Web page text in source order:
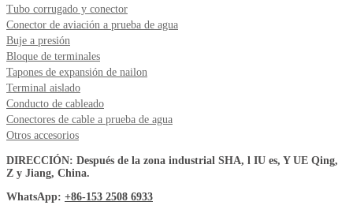
Tubo corrugado y conector
Conector de aviación a prueba de agua
Buje a presión
Bloque de terminales
Tapones de expansión de nailon
Terminal aislado
Conducto de cableado
Conectores de cable a prueba de agua
Otros accesorios
DIRECCIÓN: Después de la zona industrial SHA, l IU es, Y UE Qing,
Z y Jiang, China.
WhatsApp: +86-153 2508 6933